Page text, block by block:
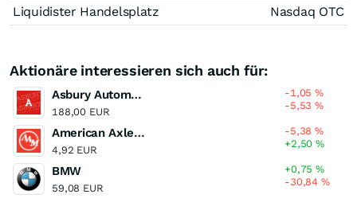
Liquidister Handelsplatz
Nasdaq OTC
Aktionäre interessieren sich auch für:
Asbury Automotive Group
188,00 EUR
-1,05%
-5,53%
American Axle & Manufacturing Holdings
4,92 EUR
-5,38%
+2,50%
BMW
59,08 EUR
+0,75%
-30,84%